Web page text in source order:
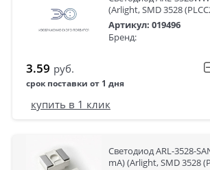
(Arlight, SMD 3528
Артикул: 019496
Бренд:
3.59 руб.
срок поставки от 1 дня
купить в 1 клик
Светодиод ARL-3528-
mA) (Arlight, SMD 3528